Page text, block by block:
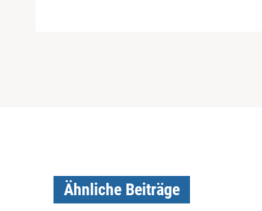
Ähnliche Beiträge